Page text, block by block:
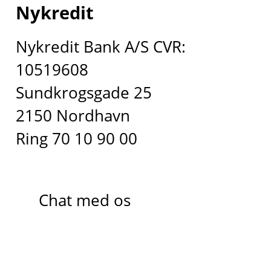
Nykredit
Nykredit Bank A/S CVR:
10519608
Sundkrogsgade 25
2150 Nordhavn
Ring 70 10 90 00
Chat med os